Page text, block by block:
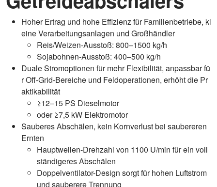
Hoher Ertrag und hohe Effizienz für Familienbetriebe, kl
eine Verarbeitungsanlagen und Großhändler
Reis/Weizen-Ausstoß: 800–1500 kg/h
Sojabohnen-Ausstoß: 400–500 kg/h
Duale Stromoptionen für mehr Flexibilität, anpassbar fü
r Off-Grid-Bereiche und Feldoperationen, erhöht die Pr
aktikabilität
≥12–15 PS Dieselmotor
oder ≥7,5 kW Elektromotor
Sauberes Abschälen, kein Kornverlust bei saubereren
Ernten
Hauptwellen-Drehzahl von 1100 U/min für ein voll
ständigeres Abschälen
Doppelventilator-Design sorgt für hohen Luftstrom
und sauberere Trennung